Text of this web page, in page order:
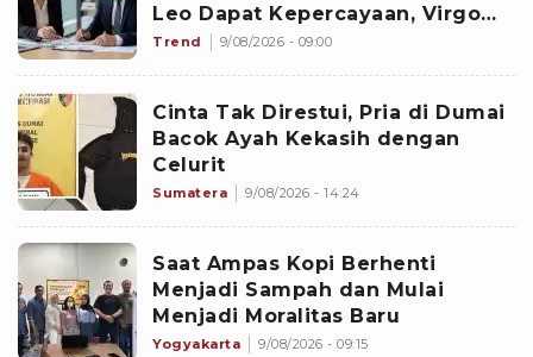
Leo Dapat Kepercayaan, Virgo
Makin Diperhitungkan
Trend 9/08/2026 - 09:00
Cinta Tak Direstui, Pria di Dumai
Bacok Ayah Kekasih dengan
Celurit
Sumatera 9/08/2026 - 14:24
Saat Ampas Kopi Berhenti
Menjadi Sampah dan Mulai
Menjadi Moralitas Baru
Yogyakarta 9/08/2026 - 09:15